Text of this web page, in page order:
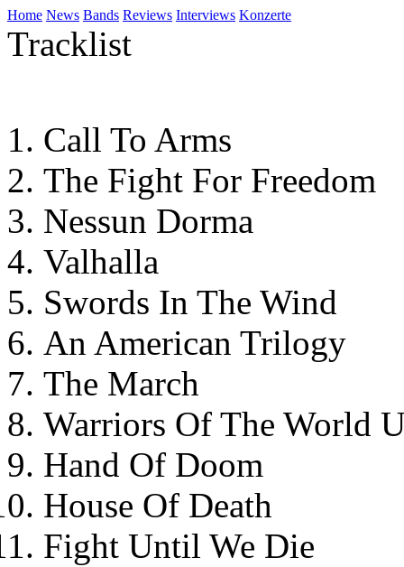
Home News Bands Reviews Interviews Konzerte
Tracklist
Call To Arms
The Fight For Freedom
Nessun Dorma
Valhalla
Swords In The Wind
An American Trilogy
The March
Warriors Of The World
Hand Of Doom
House Of Death
Fight Until We Die